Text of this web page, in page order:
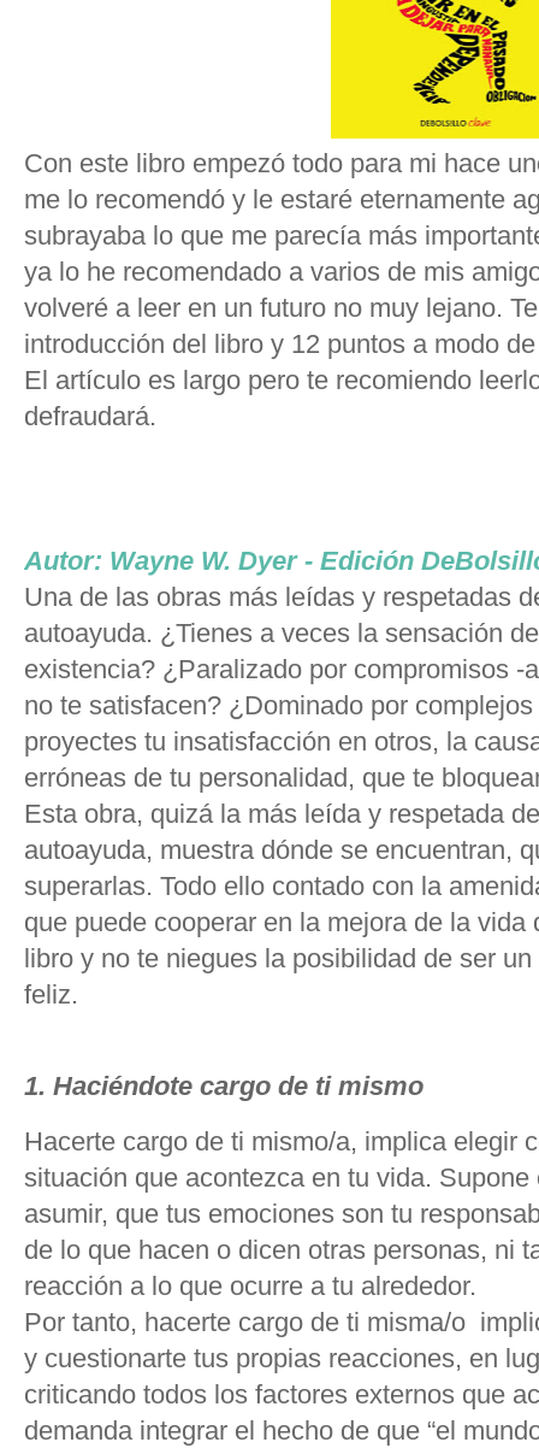
Con este libro empezó todo para mi hace
me lo recomendó y le estaré eternamente
subrayaba lo que me parecía más
ya lo he recomendado a varios de mis
volveré a leer en un futuro no muy lejano.
introducción del libro y 12 puntos a modo
El artículo es largo pero te recomiendo
defraudará.
Autor: Wayne W. Dyer - Edición
Una de las obras más leídas y respetadas
autoayuda. ¿Tienes a veces la sensación
existencia? ¿Paralizado por compromisos -
no te satisfacen? ¿Dominado por
proyectes tu insatisfacción en otros, la
erróneas de tu personalidad, que te
Esta obra, quizá la más leída y respetada
autoayuda, muestra dónde se encuentran,
superarlas. Todo ello contado con la
que puede cooperar en la mejora de la
libro y no te niegues la posibilidad de ser
feliz.
1. Haciéndote cargo de ti mismo
Hacerte cargo de ti mismo/a, implica elegir
situación que acontezca en tu vida.
asumir, que tus emociones son tu
de lo que hacen o dicen otras personas, ni
reacción a lo que ocurre a tu alrededor.
Por tanto, hacerte cargo de ti misma/o
y cuestionarte tus propias reacciones, en
criticando todos los factores externos que
demanda integrar el hecho de que “el